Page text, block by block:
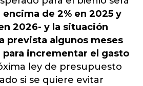
encima de 2% en 2025 y
2026- y la situación
prevista algunos meses
para incrementar el gasto
ley de presupuesto
si se quiere evitar